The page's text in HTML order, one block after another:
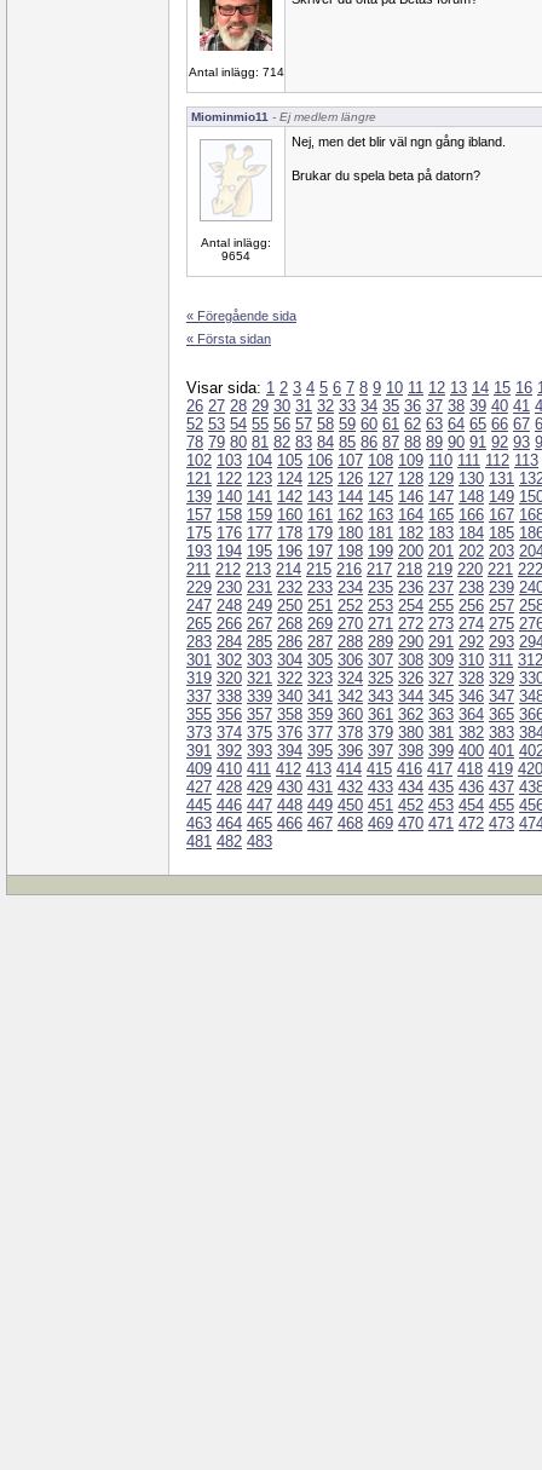
Antal inlägg: 714
Miominmio11 - Ej medlem längre
Antal inlägg:
9654
Nej, men det blir väl ngn gång ibland.
Brukar du spela beta på datorn?
« Föregående sida
« Första sidan
Visar sida: 1 2 3 4 5 6 7 8 9 10 11 12 13 14 15 16
26 27 28 29 30 31 32 33 34 35 36 37 38 39 40 41
52 53 54 55 56 57 58 59 60 61 62 63 64 65 66 67
78 79 80 81 82 83 84 85 86 87 88 89 90 91 92 93
102 103 104 105 106 107 108 109 110 111 112 113
121 122 123 124 125 126 127 128 129 130 131
139 140 141 142 143 144 145 146 147 148 149
157 158 159 160 161 162 163 164 165 166 167
175 176 177 178 179 180 181 182 183 184 185
193 194 195 196 197 198 199 200 201 202 203
211 212 213 214 215 216 217 218 219 220 221 222
229 230 231 232 233 234 235 236 237 238 239
247 248 249 250 251 252 253 254 255 256 257
265 266 267 268 269 270 271 272 273 274 275
283 284 285 286 287 288 289 290 291 292 293
301 302 303 304 305 306 307 308 309 310 311 312
319 320 321 322 323 324 325 326 327 328 329
337 338 339 340 341 342 343 344 345 346 347
355 356 357 358 359 360 361 362 363 364 365
373 374 375 376 377 378 379 380 381 382 383
391 392 393 394 395 396 397 398 399 400 401
409 410 411 412 413 414 415 416 417 418 419 420
427 428 429 430 431 432 433 434 435 436 437
445 446 447 448 449 450 451 452 453 454 455
463 464 465 466 467 468 469 470 471 472 473
481 482 483